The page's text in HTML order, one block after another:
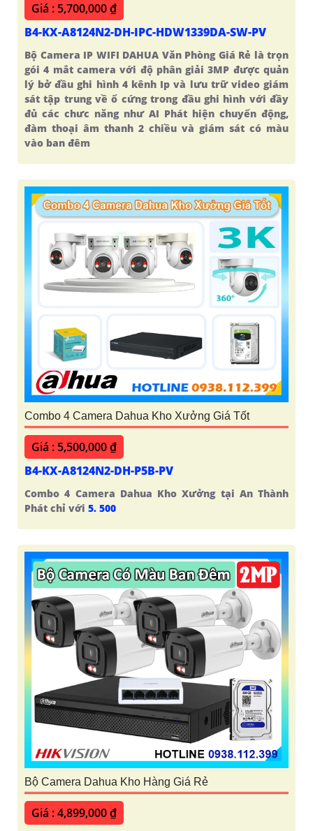
Giá : 5,700,000 ₫
B4-KX-A8124N2-DH-IPC-HDW1339DA-SW-PV
Bộ Camera IP WIFI DAHUA Văn Phòng Giá Rẻ là trọn
gói 4 mắt camera với độ phân giải 3MP được quản
lý bở đầu ghi hình 4 kênh Ip và lưu trữ video giám
sát tập trung về ổ cứng trong đầu ghi hình với đầy
đủ các chưc năng như AI Phát hiện chuyển động,
đàm thoại âm thanh 2 chiều và giám sát có màu
vào ban đêm
Combo 4 Camera Dahua Kho Xưởng Giá Tốt
Giá : 5,500,000 ₫
B4-KX-A8124N2-DH-P5B-PV
Combo 4 Camera Dahua Kho Xưởng tại An Thành
Phát chỉ với 5. 500
Bộ Camera Dahua Kho Hàng Giá Rẻ
Giá : 4,899,000 ₫